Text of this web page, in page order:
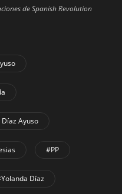
de Spanish Revolution
Ayuso
#PP
Díaz